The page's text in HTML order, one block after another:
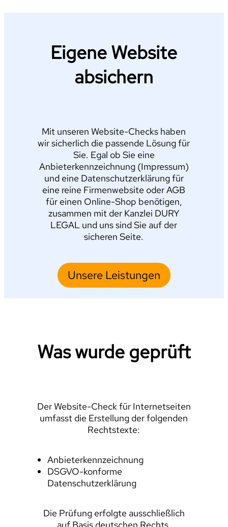
Eigene Website
absichern
Mit unseren Website-Checks haben
wir sicherlich die passende Lösung für
Sie. Egal ob Sie eine
Anbieterkennzeichnung (Impressum)
und eine Datenschutzerklärung für
eine reine Firmenwebsite oder AGB
für einen Online-Shop benötigen,
zusammen mit der Kanzlei DURY
LEGAL und uns sind Sie auf der
sicheren Seite.
Unsere Leistungen
Was wurde geprüft
Der Website-Check für Internetseiten
umfasst die Erstellung der folgenden
Rechtstexte:
Anbieterkennzeichnung
DSGVO-konforme
Datenschutzerklärung
Die Prüfung erfolgte ausschließlich